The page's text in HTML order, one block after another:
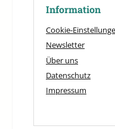
Information
Cookie-
Newsletter
Über uns
Datenschutz
Impressum